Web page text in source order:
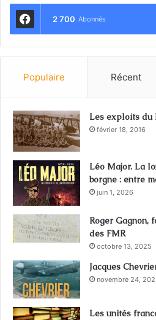
2 700 Abonnés
Populaire Récent
Les exploits du
février 18, 2016
Léo Major. La
borgne : entre
juin 1, 2026
Roger Gagnon,
des FMR
octobre 13, 2025
Jacques
novembre 24,
Les unités